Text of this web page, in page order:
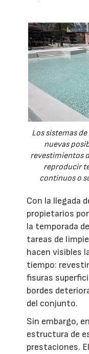
Los sistemas
nuevas
revestimientos
reproducir
continuos o
Con la llegada
propietarios
la temporada
tareas de
hacen visibles
tiempo:
fisuras
bordes
del conjunto.
Sin embargo,
estructura de
prestaciones.